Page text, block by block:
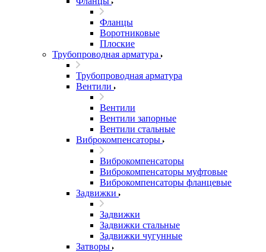
Фланцы
Воротниковые
Плоские
Трубопроводная арматура
Трубопроводная арматура
Вентили
Вентили
Вентили запорные
Вентили стальные
Виброкомпенсаторы
Виброкомпенсаторы
Виброкомпенсаторы муфтовые
Виброкомпенсаторы фланцевые
Задвижки
Задвижки
Задвижки стальные
Задвижки чугунные
Затворы